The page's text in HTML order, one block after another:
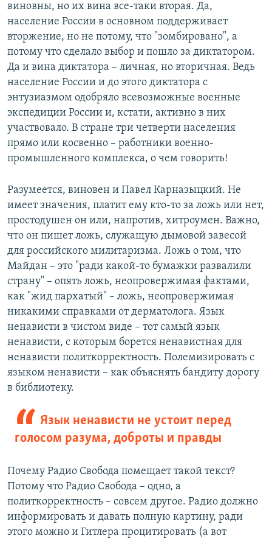
виновны, но их вина все-таки вторая. Да,
население России в основном поддерживает
вторжение, но не потому, что "зомбировано", а
потому что сделало выбор и пошло за диктатором.
Да и вина диктатора – личная, но вторичная. Ведь
население России и до этого диктатора с
энтузиазмом одобряло всевозможные военные
экспедиции России и, кстати, активно в них
участвовало. В стране три четверти населения
прямо или косвенно – работники военно-
промышленного комплекса, о чем говорить!
Разумеется, виновен и Павел Карназыцкий. Не
имеет значения, платит ему кто-то за ложь или нет,
простодушен он или, напротив, хитроумен. Важно,
что он пишет ложь, служащую дымовой завесой
для российского милитаризма. Ложь о том, что
Майдан – это "ради какой-то бумажки развалили
страну" – опять ложь, неопровержимая фактами,
как "жид пархатый" – ложь, неопровержимая
никакими справками от дерматолога. Язык
ненависти в чистом виде – тот самый язык
ненависти, с которым борется ненавистная для
ненависти политкорректность. Полемизировать с
языком ненависти – как объяснять бандиту дорогу
в библиотеку.
Язык ненависти не устоит перед
голосом разума, доброты и правды
Почему Радио Свобода помещает такой текст?
Потому что Радио Свобода – одно, а
политкорректность – совсем другое. Радио должно
информировать и давать полную картину, ради
этого можно и Гитлера процитировать (а вот